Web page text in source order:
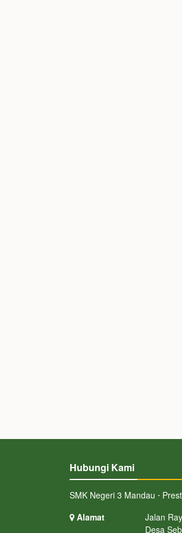
Hubungi Kami
SMK Negeri 3 Mandau ⋅
Alamat
Jalan
Desa